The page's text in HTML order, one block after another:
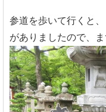
参道を歩いて行くと
がありましたので、